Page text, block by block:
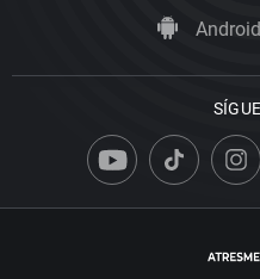
Android